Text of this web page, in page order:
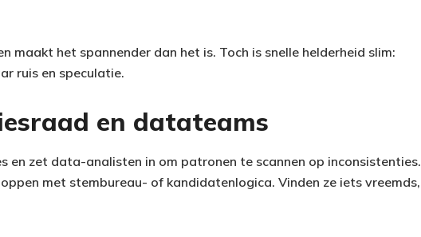
maakt het spannender dan het is. Toch is snelle helderheid slim:
ruis en speculatie.
en datateams
en zet data-analisten in om patronen te scannen op inconsistenties.
met stembureau- of kandidatenlogica. Vinden ze iets vreemds,